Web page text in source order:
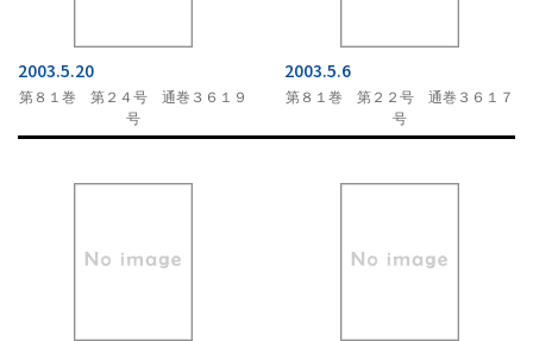
2003.5.20
第８１巻 第２４号 通巻３６１９
号
2003.5.6
第８１巻 第２２号 通巻３６１７
号